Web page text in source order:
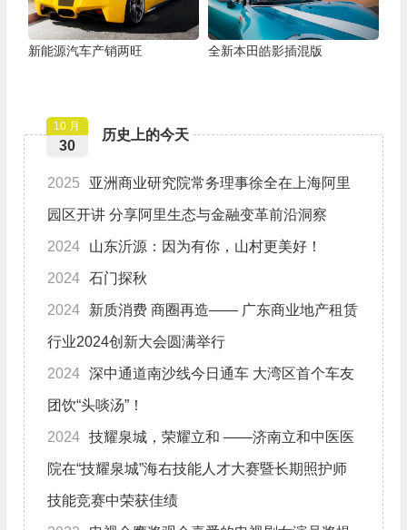
新能源汽车产销两旺 全新本田皓影插混版
历史上的今天
10 月
30
2025 亚洲商业研究院常务理事徐全在上海阿里
园区开讲 分享阿里生态与金融变革前沿洞察
2024 山东沂源：因为有你，山村更美好！
2024 石门探秋
2024 新质消费 商圈再造—— 广东商业地产租赁
行业2024创新大会圆满举行
2024 深中通道南沙线今日通车 大湾区首个车友
团饮“头啖汤”！
2024 技耀泉城，荣耀立和 ——济南立和中医医
院在“技耀泉城”海右技能人才大赛暨长期照护师
技能竞赛中荣获佳绩